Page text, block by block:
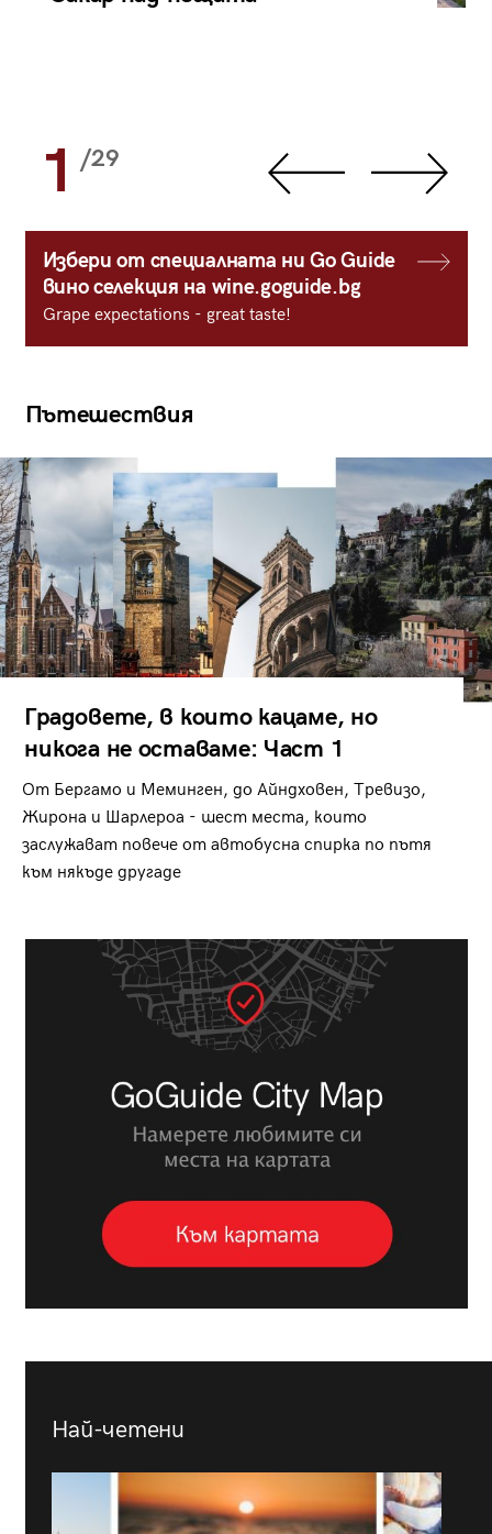
1 /29
Избери от специалната ни Go Guide
вино селекция на wine.goguide.bg
Grape expectations - great taste!
Пътешествия
Градовете, в които кацаме, но
никога не оставаме: Част 1
От Бергамо и Меминген, до Айндховен, Тревизо,
Жирона и Шарлероа - шест места, които
заслужават повече от автобусна спирка по пътя
към някъде другаде
Най-четени